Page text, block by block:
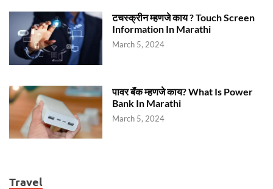
टचस्क्रीन म्हणजे काय ? Touch Screen
Information In Marathi
March 5, 2024
पावर बॅंक म्हणजे काय? What Is Power
Bank In Marathi
March 5, 2024
Travel